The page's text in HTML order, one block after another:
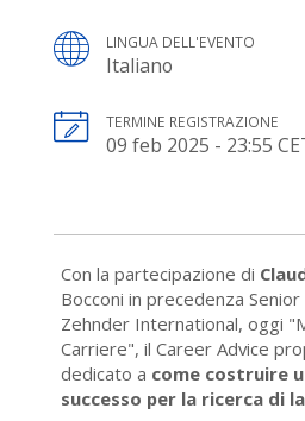
LINGUA DELL'EVENTO
Italiano
TERMINE REGISTRAZIONE
09 feb 2025 - 23:55
Con la partecipazione di
Bocconi in precedenza
Zehnder International, oggi
Carriere", il Career Advice
dedicato a come costruire
successo per la ricerca di